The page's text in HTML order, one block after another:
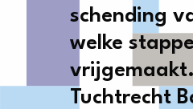
schending
welke
Tuchtrecht